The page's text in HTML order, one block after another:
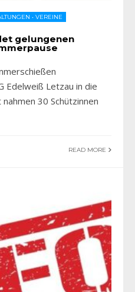
• VEREINE
gelungenen
Edelweiß Letzau in die
30 Schützinnen
READ MORE